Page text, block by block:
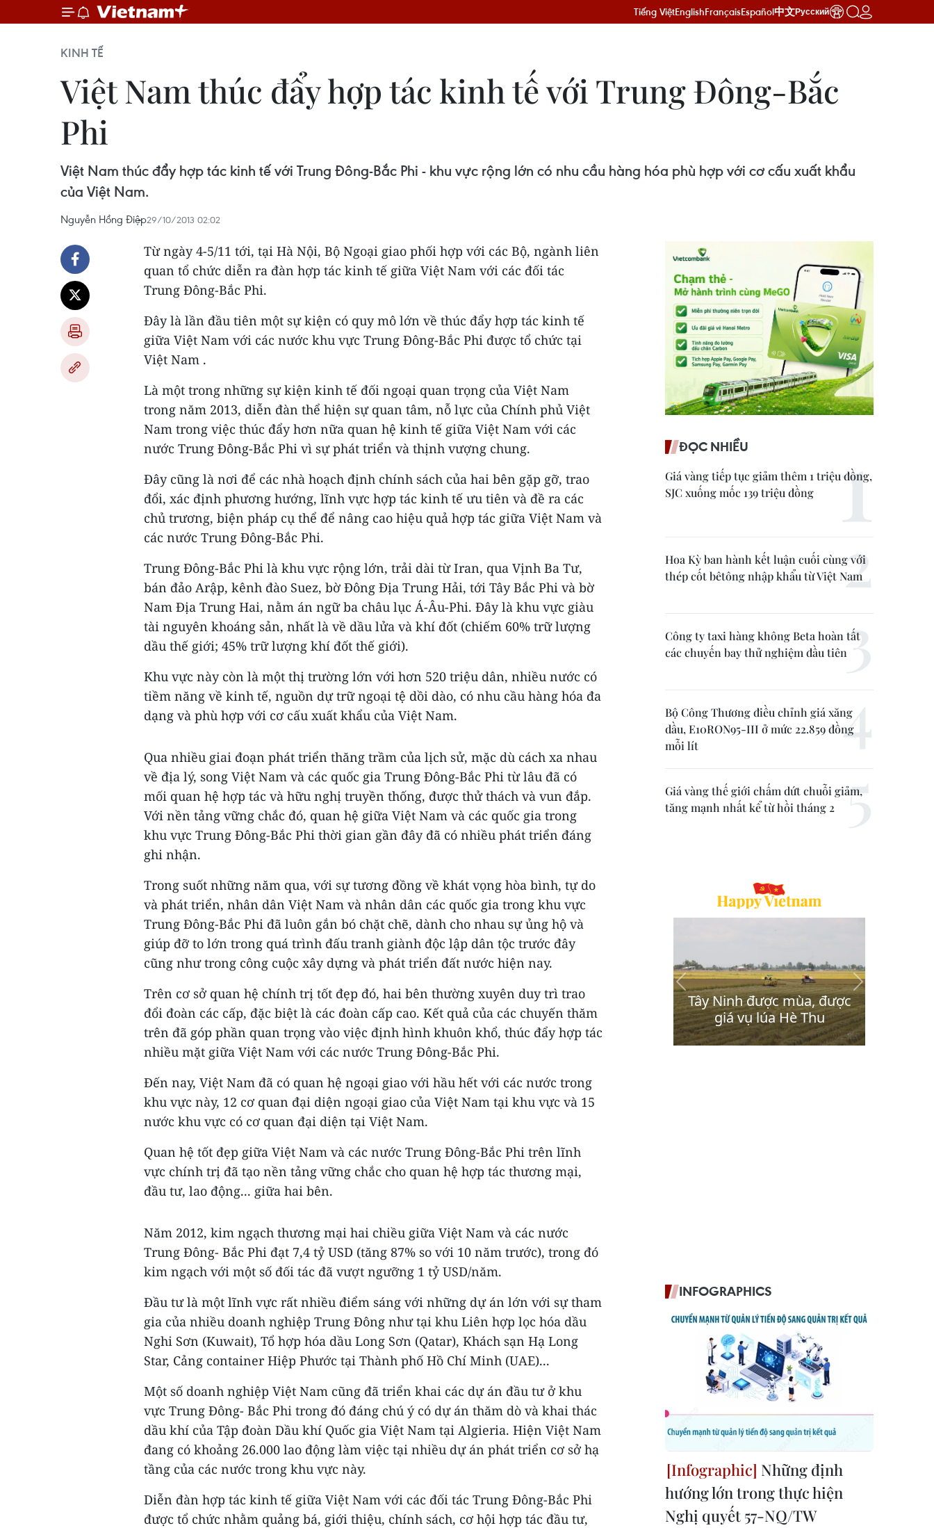
Tiếng ViệtEnglishFrançaisEspañol中文Русский
KINH TẾ
Việt Nam thúc đẩy hợp tác kinh tế với Trung Đông-Bắc
Phi
Việt Nam thúc đẩy hợp tác kinh tế với Trung Đông-Bắc Phi - khu vực rộng lớn có nhu cầu hàng hóa phù hợp với cơ cấu xuất khẩu
của Việt Nam.
Nguyễn Hồng Điệp29/10/2013 02:02
Từ ngày 4-5/11 tới, tại Hà Nội, Bộ Ngoại giao phối hợp với các Bộ, ngành liên
quan tổ chức diễn ra đàn hợp tác kinh tế giữa Việt Nam với các đối tác
Trung Đông-Bắc Phi.
Đây là lần đầu tiên một sự kiện có quy mô lớn về thúc đẩy hợp tác kinh tế
giữa Việt Nam với các nước khu vực Trung Đông-Bắc Phi được tổ chức tại
Việt Nam .
Là một trong những sự kiện kinh tế đối ngoại quan trọng của Việt Nam
trong năm 2013, diễn đàn thể hiện sự quan tâm, nỗ lực của Chính phủ Việt
Nam trong việc thúc đẩy hơn nữa quan hệ kinh tế giữa Việt Nam với các
nước Trung Đông-Bắc Phi vì sự phát triển và thịnh vượng chung.
Đây cũng là nơi để các nhà hoạch định chính sách của hai bên gặp gỡ, trao
đổi, xác định phương hướng, lĩnh vực hợp tác kinh tế ưu tiên và đề ra các
chủ trương, biện pháp cụ thể để nâng cao hiệu quả hợp tác giữa Việt Nam và
các nước Trung Đông-Bắc Phi.
Trung Đông-Bắc Phi là khu vực rộng lớn, trải dài từ Iran, qua Vịnh Ba Tư,
bán đảo Arập, kênh đào Suez, bờ Đông Địa Trung Hải, tới Tây Bắc Phi và bờ
Nam Địa Trung Hai, nằm án ngữ ba châu lục Á-Âu-Phi. Đây là khu vực giàu
tài nguyên khoáng sản, nhất là về dầu lửa và khí đốt (chiếm 60% trữ lượng
dầu thế giới; 45% trữ lượng khí đốt thế giới).
Khu vực này còn là một thị trường lớn với hơn 520 triệu dân, nhiều nước có
tiềm năng về kinh tế, nguồn dự trữ ngoại tệ dồi dào, có nhu cầu hàng hóa đa
dạng và phù hợp với cơ cấu xuất khẩu của Việt Nam.
Qua nhiều giai đoạn phát triển thăng trầm của lịch sử, mặc dù cách xa nhau
về địa lý, song Việt Nam và các quốc gia Trung Đông-Bắc Phi từ lâu đã có
mối quan hệ hợp tác và hữu nghị truyền thống, được thử thách và vun đắp.
Với nền tảng vững chắc đó, quan hệ giữa Việt Nam và các quốc gia trong
khu vực Trung Đông-Bắc Phi thời gian gần đây đã có nhiều phát triển đáng
ghi nhận.
Trong suốt những năm qua, với sự tương đồng về khát vọng hòa bình, tự do
và phát triển, nhân dân Việt Nam và nhân dân các quốc gia trong khu vực
Trung Đông-Bắc Phi đã luôn gắn bó chặt chẽ, dành cho nhau sự ủng hộ và
giúp đỡ to lớn trong quá trình đấu tranh giành độc lập dân tộc trước đây
cũng như trong công cuộc xây dựng và phát triển đất nước hiện nay.
Trên cơ sở quan hệ chính trị tốt đẹp đó, hai bên thường xuyên duy trì trao
đổi đoàn các cấp, đặc biệt là các đoàn cấp cao. Kết quả của các chuyến thăm
trên đã góp phần quan trọng vào việc định hình khuôn khổ, thúc đẩy hợp tác
nhiều mặt giữa Việt Nam với các nước Trung Đông-Bắc Phi.
Đến nay, Việt Nam đã có quan hệ ngoại giao với hầu hết với các nước trong
khu vực này, 12 cơ quan đại diện ngoại giao của Việt Nam tại khu vực và 15
nước khu vực có cơ quan đại diện tại Việt Nam.
Quan hệ tốt đẹp giữa Việt Nam và các nước Trung Đông-Bắc Phi trên lĩnh
vực chính trị đã tạo nền tảng vững chắc cho quan hệ hợp tác thương mại,
đầu tư, lao động... giữa hai bên.
Năm 2012, kim ngạch thương mại hai chiều giữa Việt Nam và các nước
Trung Đông- Bắc Phi đạt 7,4 tỷ USD (tăng 87% so với 10 năm trước), trong đó
kim ngạch với một số đối tác đã vượt ngưỡng 1 tỷ USD/năm.
Đầu tư là một lĩnh vực rất nhiều điểm sáng với những dự án lớn với sự tham
gia của nhiều doanh nghiệp Trung Đông như tại khu Liên hợp lọc hóa dầu
Nghi Sơn (Kuwait), Tổ hợp hóa dầu Long Sơn (Qatar), Khách sạn Hạ Long
Star, Cảng container Hiệp Phước tại Thành phố Hồ Chí Minh (UAE)...
Một số doanh nghiệp Việt Nam cũng đã triển khai các dự án đầu tư ở khu
vực Trung Đông- Bắc Phi trong đó đáng chú ý có dự án thăm dò và khai thác
dầu khí của Tập đoàn Dầu khí Quốc gia Việt Nam tại Algieria. Hiện Việt Nam
đang có khoảng 26.000 lao động làm việc tại nhiều dự án phát triển cơ sở hạ
tầng của các nước trong khu vực này.
Diễn đàn hợp tác kinh tế giữa Việt Nam với các đối tác Trung Đông-Bắc Phi
được tổ chức nhằm quảng bá, giới thiệu, chính sách, cơ hội hợp tác đầu tư,
ĐỌC NHIỀU
Giá vàng tiếp tục giảm thêm 1 triệu đồng,
SJC xuống mốc 139 triệu đồng
Hoa Kỳ ban hành kết luận cuối cùng với
thép cốt bêtông nhập khẩu từ Việt Nam
Công ty taxi hàng không Beta hoàn tất
các chuyến bay thử nghiệm đầu tiên
Bộ Công Thương điều chỉnh giá xăng
dầu, E10RON95-III ở mức 22.859 đồng
mỗi lít
Giá vàng thế giới chấm dứt chuỗi giảm,
tăng mạnh nhất kể từ hồi tháng 2
INFOGRAPHICS
Những định
hướng lớn trong thực hiện
Nghị quyết 57-NQ/TW